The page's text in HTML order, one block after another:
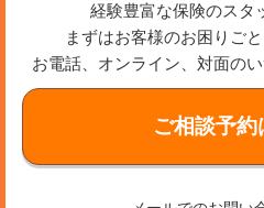
経験豊富な保険のスタ
まずはお客様のお困りご
お電話、オンライン、対面の
ご相談予約